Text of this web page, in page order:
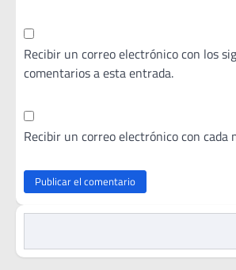
Recibir un correo electrónico con los
comentarios a esta entrada.
Recibir un correo electrónico con cada